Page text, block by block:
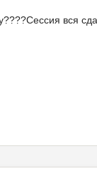
вся